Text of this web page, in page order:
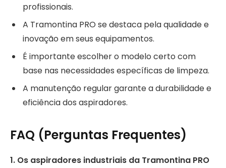
profissionais.
A Tramontina PRO se destaca pela qualidade e
inovação em seus equipamentos.
É importante escolher o modelo certo com
base nas necessidades específicas de limpeza.
A manutenção regular garante a durabilidade e
eficiência dos aspiradores.
FAQ (Perguntas Frequentes)
1. Os aspiradores industriais da Tramontina PRO